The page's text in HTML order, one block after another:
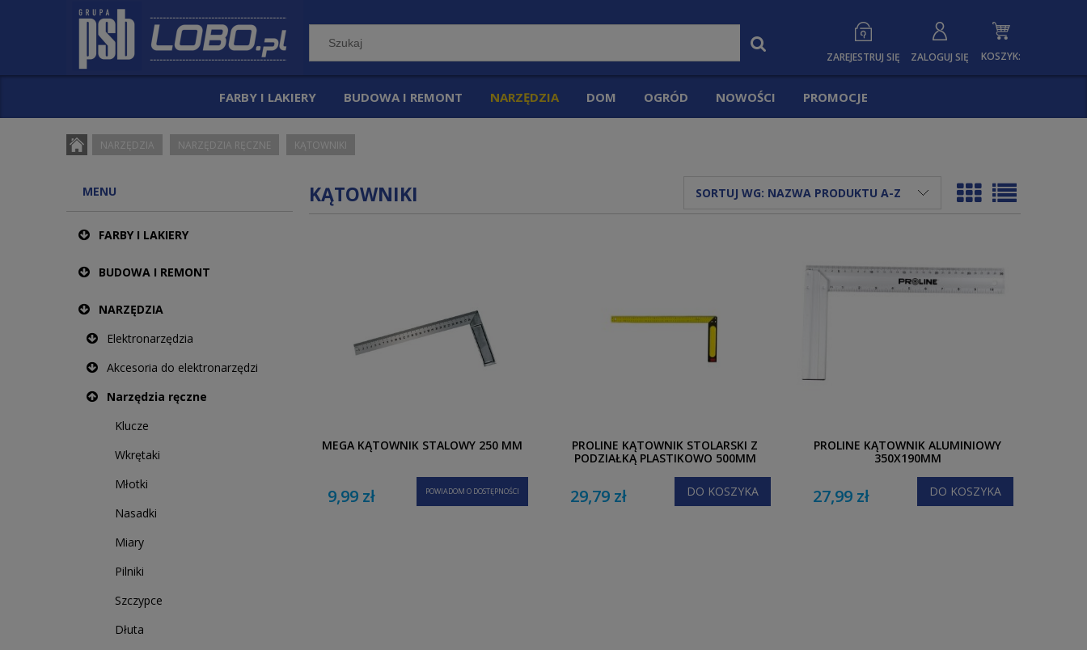
KOSZYK:
ZAREJESTRUJ SIĘ ZALOGUJ SIĘ
FARBY I LAKIERY BUDOWA I REMONT NARZĘDZIA DOM OGRÓD NOWOŚCI PROMOCJE
NARZĘDZIA NARZĘDZIA RĘCZNE KĄTOWNIKI
MENU
FARBY I LAKIERY
BUDOWA I REMONT
NARZĘDZIA
Elektronarzędzia
Akcesoria do elektronarzędzi
Narzędzia ręczne
Klucze
Wkrętaki
Młotki
Nasadki
Miary
Pilniki
Szczypce
Dłuta
KĄTOWNIKI SORTUJ WG: NAZWA PRODUKTU A-Z
MEGA KĄTOWNIK STALOWY 250 MM
9,99 zł POWIADOM O DOSTĘPNOŚCI
PROLINE KĄTOWNIK STOLARSKI Z
PODZIAŁKĄ PLASTIKOWO 500MM
29,79 zł DO KOSZYKA
PROLINE KĄTOWNIK ALUMINIOWY
350X190MM
27,99 zł DO KOSZYKA